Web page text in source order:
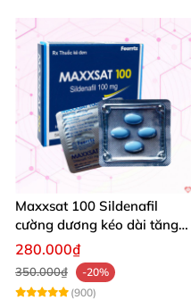
Maxxsat 100 Sildenafil
cường dương kéo dài tăng
cường sinh lý nam
280.000₫
350.000₫
-20%
(900)